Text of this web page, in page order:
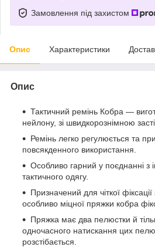
Замовлення під захистом
Опис Характеристики
Опис
Тактичний ремінь Кобра —
нейлону, зі швидкорознімною
Ремінь легко регулюється та
повсякденного використання.
Особливо гарний у поєднанні з
тактичного одягу.
Призначений для чіткої
особливо міцної пряжки кобра
Пряжка має два пелюстки й
одночасного натискання цих
розстібається.